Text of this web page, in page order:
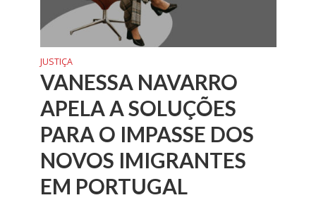
JUSTIÇA
VANESSA NAVARRO
APELA A SOLUÇÕES
PARA O IMPASSE DOS
NOVOS IMIGRANTES
EM PORTUGAL